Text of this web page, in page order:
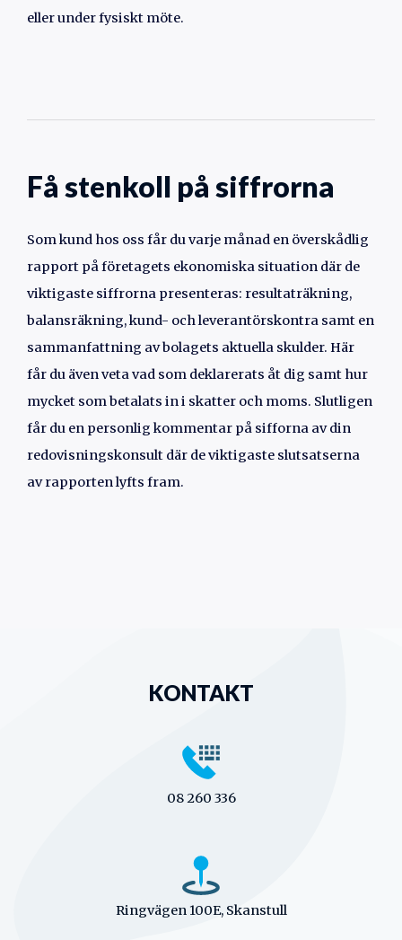
eller under fysiskt möte.
Få stenkoll på siffrorna
Som kund hos oss får du varje månad en överskådlig
rapport på företagets ekonomiska situation där de
viktigaste siffrorna presenteras: resultaträkning,
balansräkning, kund- och leverantörskontra samt en
sammanfattning av bolagets aktuella skulder. Här
får du även veta vad som deklarerats åt dig samt hur
mycket som betalats in i skatter och moms. Slutligen
får du en personlig kommentar på sifforna av din
redovisningskonsult där de viktigaste slutsatserna
av rapporten lyfts fram.
KONTAKT
08 260 336
Ringvägen 100E, Skanstull